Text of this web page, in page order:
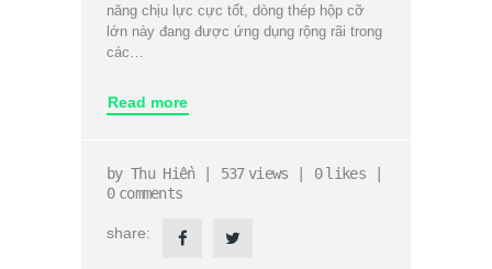
năng chịu lực cực tốt, dòng thép hộp cỡ
lớn này đang được ứng dụng rộng rãi trong
các…
Read more
byThu Hiền 537 views 0 likes
0 comments
share: